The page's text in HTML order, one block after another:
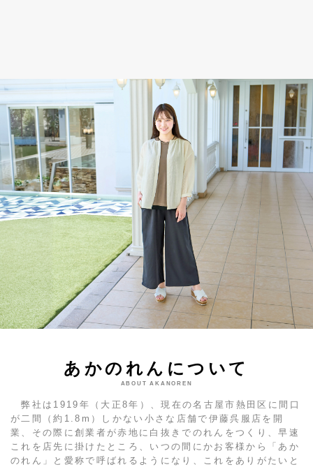
あかのれんについて
ABOUT AKANOREN
弊社は1919年（大正8年）、現在の名古屋市熱田区に間口
が二間（約1.8m）しかない小さな店舗で伊藤呉服店を開
業、その際に創業者が赤地に白抜きでのれんをつくり、早速
これを店先に掛けたところ、いつの間にかお客様から「あか
のれん」と愛称で呼ばれるようになり、これをありがたいと